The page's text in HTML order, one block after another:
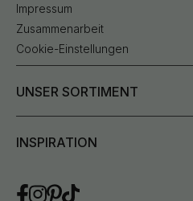
Impressum
Zusammenarbeit
Cookie-Einstellungen
UNSER SORTIMENT
INSPIRATION